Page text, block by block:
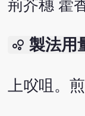
荊芥穗 藿
bubble_chart 製法用
上㕮咀。